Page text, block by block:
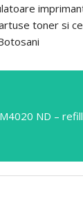
toner si
ND –